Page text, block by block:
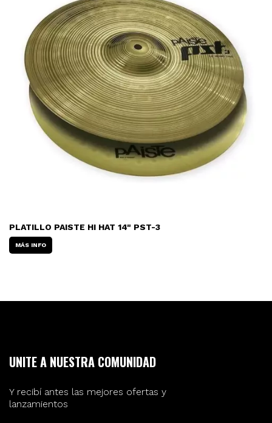
PLATILLO PAISTE HI HAT 14" PST-3
MÁS INFO
UNITE A NUESTRA COMUNIDAD
Y recibí antes las mejores ofertas y
lanzamientos